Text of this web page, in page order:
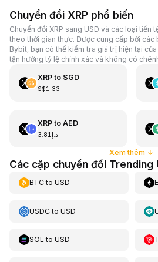
Chuyển đổi XRP phổ biến
Chuyển đổi XRP sang USD và các loại tiền
theo thời gian thực. Được cung cấp bởi các
Bybit, bạn có thể kiểm tra giá trị hiện tại
tận hưởng tỷ lệ chính xác và không có
XRPto SGD
S$1.33
XRPto AED
د.إ3.81
Xem thêm ↓
Các cặp chuyển đổi Trending
BTCto USD
USDCto USD
SOL to USD